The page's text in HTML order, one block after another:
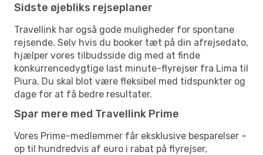
Sidste øjebliks rejseplaner
Travellink har også gode muligheder for spontane
rejsende. Selv hvis du booker tæt på din afrejsedato,
hjælper vores tilbudsside dig med at finde
konkurrencedygtige last minute-flyrejser fra Lima til
Piura. Du skal blot være fleksibel med tidspunkter og
dage for at få bedre resultater.
Spar mere med Travellink Prime
Vores Prime-medlemmer får eksklusive besparelser –
op til hundredvis af euro i rabat på flyrejser,